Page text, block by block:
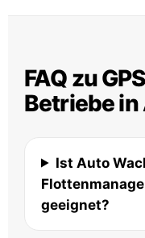
FAQ zu
Betriebe
Ist Auto
geeignet?